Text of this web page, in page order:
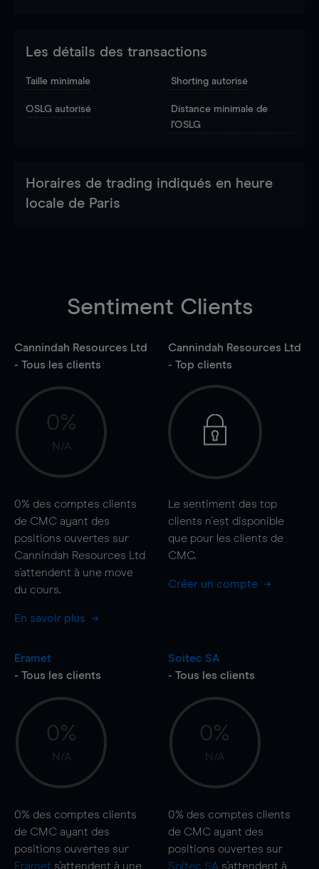
Les détails des transactions
Taille minimale Shorting autorisé
OSLG autorisé
Distance minimale de
l'OSLG
Horaires de trading indiqués en heure
locale de Paris
Sentiment Clients
Cannindah Resources Ltd
- Tous les clients
0%
N/A
0% des comptes clients
de CMC ayant des
positions ouvertes sur
Cannindah Resources Ltd
s'attendent à une move
du cours.
En savoir plus
Cannindah Resources Ltd
- Top clients
Le sentiment des top
clients n'est disponible
que pour les clients de
CMC.
Créer un compte
Eramet
- Tous les clients
0%
N/A
0% des comptes clients
de CMC ayant des
positions ouvertes sur
Eramet s'attendent à une
Soitec SA
- Tous les clients
0%
N/A
0% des comptes clients
de CMC ayant des
positions ouvertes sur
Soitec SA s'attendent à